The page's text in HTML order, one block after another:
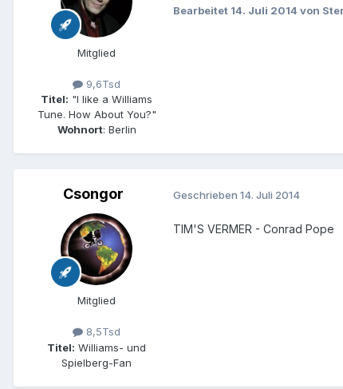
Mitglied
9,6Tsd
Titel: "I like a Williams
Tune. How About You?"
Wohnort: Berlin
Bearbeitet 14. Juli 2014 von
Csongor
Mitglied
8,5Tsd
Titel: Williams- und
Spielberg-Fan
Geschrieben 14. Juli 2014
TIM'S VERMER - Conrad Pope